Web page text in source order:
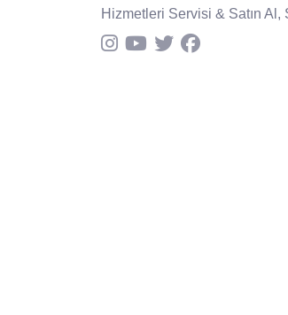
Hizmetleri Servisi & Satın Al,